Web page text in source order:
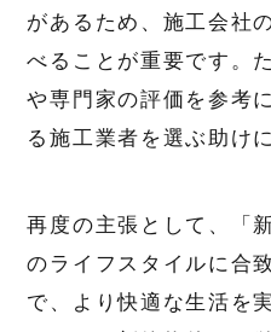
があるため、施工会社
べることが重要です。
や専門家の評価を参考
る施工業者を選ぶ助け
再度の主張として、「
のライフスタイルに合
で、より快適な生活を